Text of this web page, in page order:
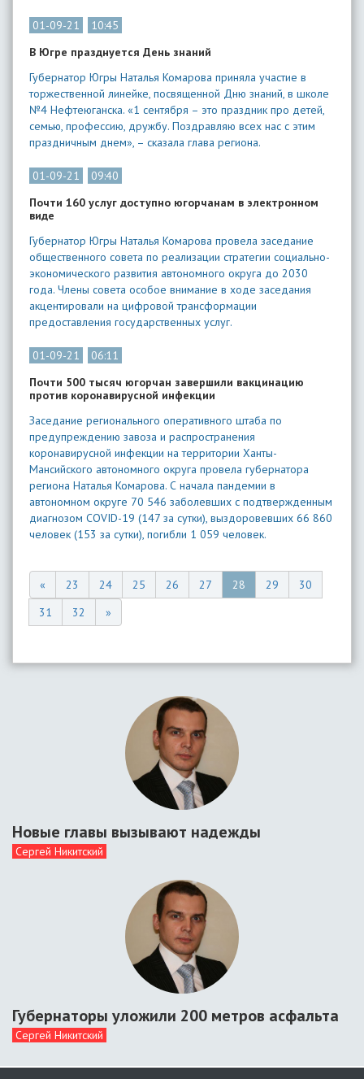
01-09-21
10:45
В Югре празднуется День знаний
Губернатор Югры Наталья Комарова приняла участие в
торжественной линейке, посвященной Дню знаний, в школе
№4 Нефтеюганска. «1 сентября – это праздник про детей,
семью, профессию, дружбу. Поздравляю всех нас с этим
праздничным днем», – сказала глава региона.
01-09-21
09:40
Почти 160 услуг доступно югорчанам в электронном
виде
Губернатор Югры Наталья Комарова провела заседание
общественного совета по реализации стратегии социально-
экономического развития автономного округа до 2030
года. Члены совета особое внимание в ходе заседания
акцентировали на цифровой трансформации
предоставления государственных услуг.
01-09-21
06:11
Почти 500 тысяч югорчан завершили вакцинацию
против коронавирусной инфекции
Заседание регионального оперативного штаба по
предупреждению завоза и распространения
коронавирусной инфекции на территории Ханты-
Мансийского автономного округа провела губернатора
региона Наталья Комарова. С начала пандемии в
автономном округе 70 546 заболевших с подтвержденным
диагнозом COVID-19 (147 за сутки), выздоровевших 66 860
человек (153 за сутки), погибли 1 059 человек.
« 23 24 25 26 27 28 29
30
31
32 »
Новые главы вызывают надежды
Сергей Никитский
Губернаторы уложили 200 метров асфальта
Сергей Никитский